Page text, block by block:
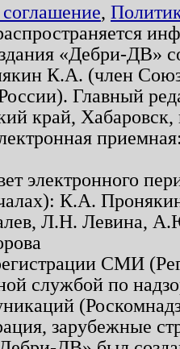
соглашение,
«Дебри-ДВ»
К.А. (член
Главный
край,
электронного
К.А.
Л.Н. Левина,
СМИ
службой по
зарубежные